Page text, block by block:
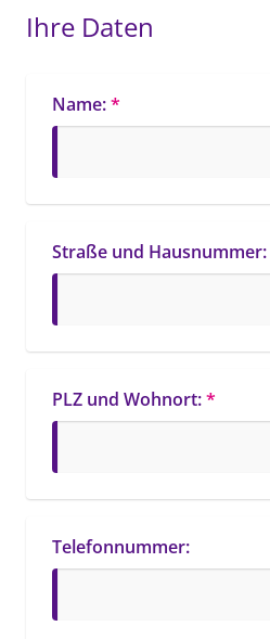
Ihre Daten
Name:*
Straße und Hausnummer:
PLZ und Wohnort:*
Telefonnummer: